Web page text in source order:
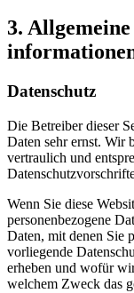
3.
Datenschutz
Die Betreiber dieser
Daten sehr ernst. Wir
vertraulich und
Wenn Sie diese
personenbezogene
Daten, mit denen Sie
vorliegende
erheben und wofür
welchem Zweck das